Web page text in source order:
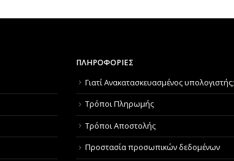
ΠΛΗΡΟΦΟΡΙΕΣ
Γιατί Aνακατασκευασμένος υπολογιστής;
Τρόποι Πληρωμής
Τρόποι Αποστολής
Προστασία προσωπικών δεδομένων